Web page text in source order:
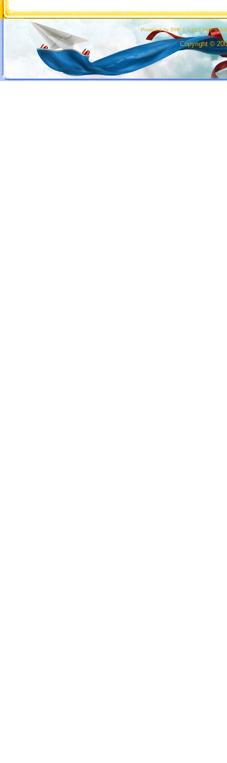
Powered by SMF 1.1.10 | SMF ©
Copyright ©